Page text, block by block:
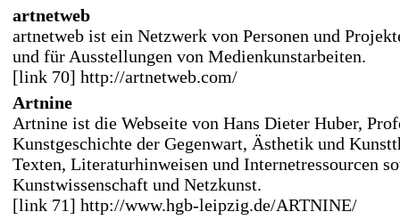
artnetweb
artnetweb ist ein Netzwerk von Personen und
und für Ausstellungen von Medienkunstarbeiten.
[link 70] http://artnetweb.com/
Artnine
Artnine ist die Webseite von Hans Dieter Huber,
Kunstgeschichte der Gegenwart, Ästhetik und
Texten, Literaturhinweisen und Internetressourcen
Kunstwissenschaft und Netzkunst.
[link 71] http://www.hgb-leipzig.de/ARTNINE/